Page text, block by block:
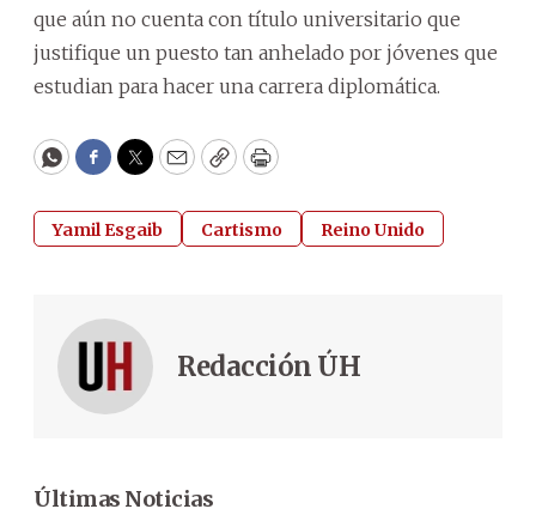
que aún no cuenta con título universitario que
justifique un puesto tan anhelado por jóvenes que
estudian para hacer una carrera diplomática.
WhatsApp
Facebook
Twitter
EmailCopyPrint
Yamil Esgaib Cartismo Reino Unido
Redacción ÚH
Últimas Noticias